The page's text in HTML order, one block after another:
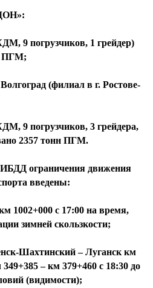
9 погрузчиков, 1 грейдер)
ПГМ;
(филиал в г. Ростове-
9 погрузчиков, 3 грейдера,
2357 тонн ПГМ.
ограничения движения
введены:
1002+000 с 17:00 на время,
зимней скользкости;
Шахтинский – Луганск км
– км 379+460 с 18:30 до
(видимости);